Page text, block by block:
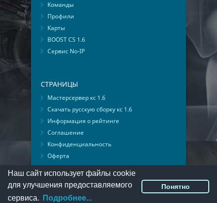
Команды
Профили
Карты
BOOST CS 1.6
Сервис No-IP
СТРАНИЦЫ
Мастерсервер кс 1.6
Скачать русскую сборку кс 1.6
Информация о рейтинге
Соглашение
Конфиденциальность
Оферта
Мониторинг ВКонтакте
© 2016-2026 Мы ВКонтакте
Наш сайт использует файлы cookie
для улучшения предоставляемого
сервиса.
Подробнее...
Понятно